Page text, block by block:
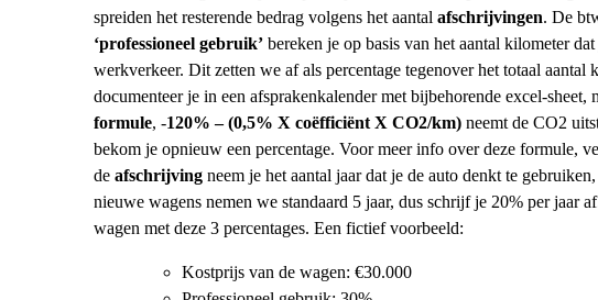
spreiden het resterende bedrag volgens het aantalafschrijvingen. De
‘professioneel gebruik’ bereken je op basis van het aantal kilometer
werkverkeer. Dit zetten we af als percentage tegenover het totaal
documenteer je in een afsprakenkalender met bijbehorende excel-sheet,
formule, -120% – (0,5% X coëfficiënt X CO2/km) neemt de CO2
bekom je opnieuw een percentage. Voor meer info over deze formule,
deafschrijving neem je het aantal jaar dat je de auto denkt te
nieuwe wagens nemen we standaard 5 jaar, dus schrijf je 20% per jaar
wagen met deze 3 percentages. Een fictief voorbeeld:
Kostprijs van de wagen:€30.000